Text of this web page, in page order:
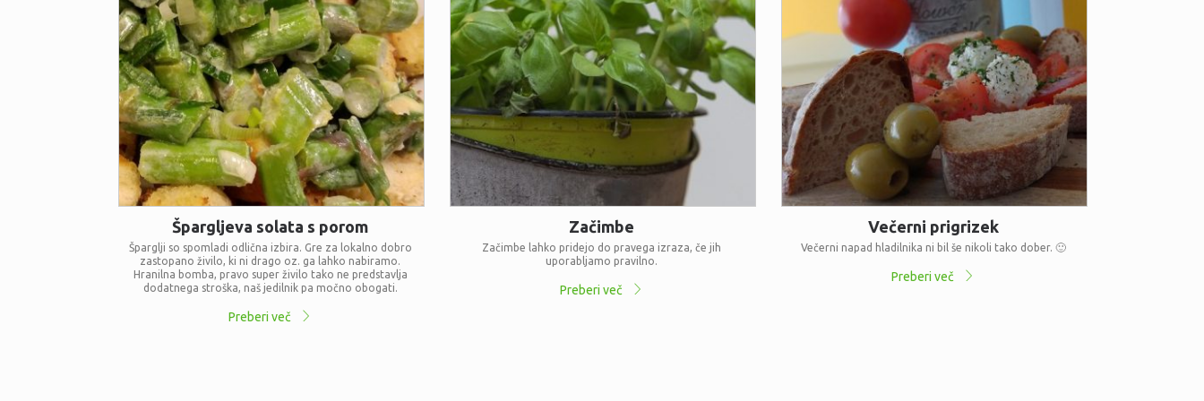
Špargljeva solata s porom
Šparglji so spomladi odlična izbira. Gre za lokalno dobro
zastopano živilo, ki ni drago oz. ga lahko nabiramo.
Hranilna bomba, pravo super živilo tako ne predstavlja
dodatnega stroška, naš jedilnik pa močno obogati.
Preberi več
Začimbe
Začimbe lahko pridejo do pravega izraza, če jih
uporabljamo pravilno.
Preberi več
Večerni prigrizek
Večerni napad hladilnika ni bil še nikoli tako dober. 🙂
Preberi več